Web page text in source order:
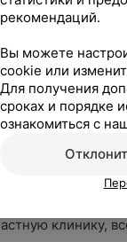
Лукьянчиков...
центр SANTE
за добрые
врачу
за 45 лет
клинику,
рекомендаций.
Вы можете
cookie или
Для получения
сроках и порядке
ознакомиться с